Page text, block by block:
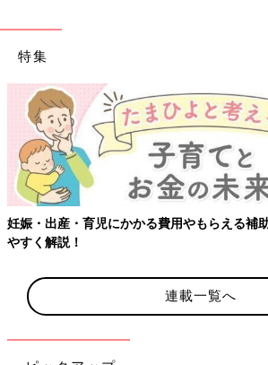
特集
妊娠・出産・育児にかかる費用やもらえる補
やすく解説！
連載一覧へ